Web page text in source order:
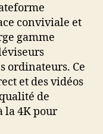
conviviale et
gamme
ordinateurs. Ce
et des vidéos
de
la 4K pour